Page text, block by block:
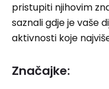
pristupiti njihovim
saznali gdje je vaše
aktivnosti koje
Značajke: